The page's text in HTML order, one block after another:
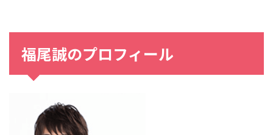
福尾誠のプロフィール